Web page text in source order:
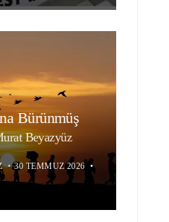
Bürünmüş
Beyazyüz
• 30 TEMMUZ 2026 •